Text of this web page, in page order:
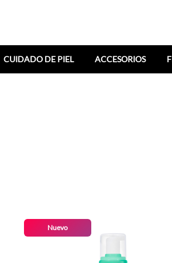
CUIDADO DE PIEL ACCESORIOS
Nuevo